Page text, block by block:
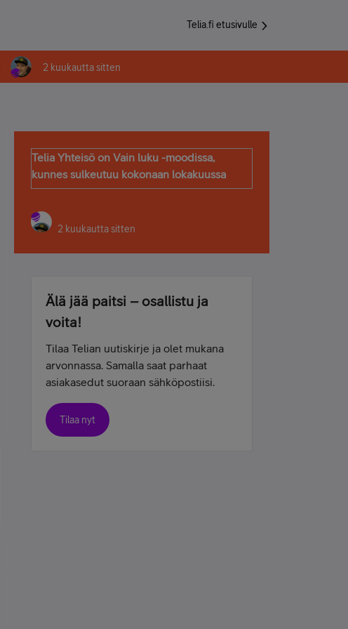
Telia.fi etusivulle
2 kuukautta sitten
Telia Yhteisö on Vain luku -moodissa,
kunnes sulkeutuu kokonaan lokakuussa
2 kuukautta sitten
Älä jää paitsi – osallistu ja
voita!
Tilaa Telian uutiskirje ja olet mukana
arvonnassa. Samalla saat parhaat
asiakasedut suoraan sähköpostiisi.
Tilaa nyt